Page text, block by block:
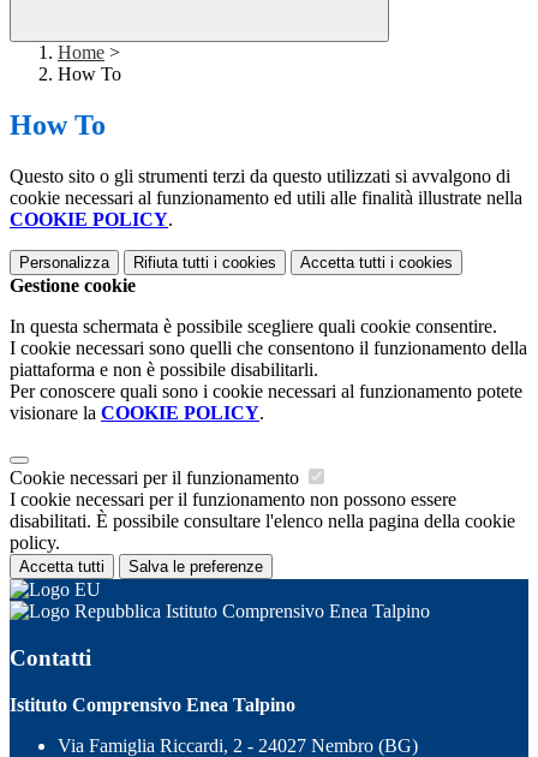
Home >
How To
How To
Questo sito o gli strumenti terzi da questo utilizzati si avvalgono di
cookie necessari al funzionamento ed utili alle finalità illustrate nella
COOKIE POLICY.
Personalizza Rifiuta tutti i cookies Accetta tutti i cookies
Gestione cookie
In questa schermata è possibile scegliere quali cookie consentire.
I cookie necessari sono quelli che consentono il funzionamento della
piattaforma e non è possibile disabilitarli.
Per conoscere quali sono i cookie necessari al funzionamento potete
visionare la COOKIE POLICY.
Cookie necessari per il funzionamento
I cookie necessari per il funzionamento non possono essere
disabilitati. È possibile consultare l'elenco nella pagina della cookie
policy.
Accetta tutti Salva le preferenze
Istituto Comprensivo Enea Talpino
Contatti
Istituto Comprensivo Enea Talpino
Via Famiglia Riccardi, 2 - 24027 Nembro (BG)